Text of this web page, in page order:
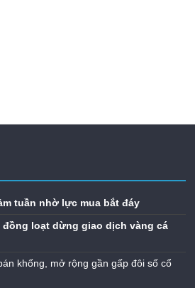
tuần nhờ lực mua bắt đáy
đồng loạt dừng giao dịch vàng cá
khống, mở rộng gần gấp đôi số cổ